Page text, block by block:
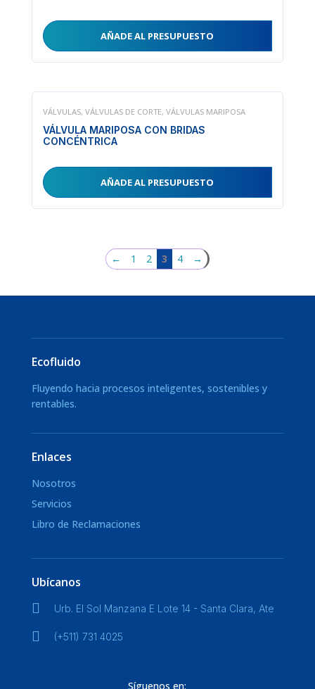
AÑADE AL PRESUPUESTO
VÁLVULAS, VÁLVULAS DE CORTE, VÁLVULAS MARIPOSA
VÁLVULA MARIPOSA CON BRIDAS
CONCÉNTRICA
AÑADE AL PRESUPUESTO
← 1 2 3 4 →
Ecofluido
Fluyendo hacia procesos inteligentes, sostenibles y
rentables.
Enlaces
Nosotros
Servicios
Libro de Reclamaciones
Ubícanos

Urb. El Sol Manzana E Lote 14 - Santa Clara, Ate
 (+511) 731 4025
Síguenos en: